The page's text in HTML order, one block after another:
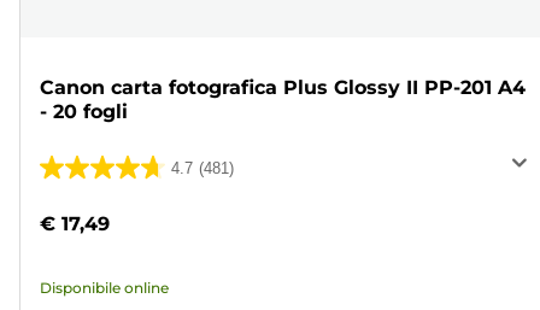
Canon carta fotografica Plus Glossy II PP-201 A4
- 20 fogli
4.7 (481)
4.7
5
481
€ 17,49
Disponibile online